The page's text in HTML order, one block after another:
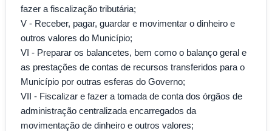
fazer a fiscalização tributária;
V - Receber, pagar, guardar e movimentar o dinheiro e
outros valores do Município;
VI - Preparar os balancetes, bem como o balanço geral e
as prestações de contas de recursos transferidos para o
Município por outras esferas do Governo;
VII - Fiscalizar e fazer a tomada de conta dos órgãos de
administração centralizada encarregados da
movimentação de dinheiro e outros valores;